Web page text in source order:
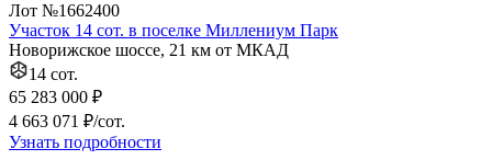
Лот №1662400
Участок 14 сот. в поселке Миллениум Парк
Новорижское шоссе, 21 км от МКАД
14 сот.
65 283 000 ₽
4 663 071 ₽/сот.
Узнать подробности